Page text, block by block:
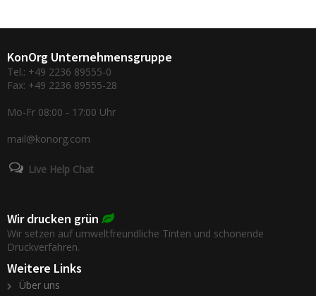
KonOrg Unternehmensgruppe
Tel.: +49 2236 89555-0
Fax: +49 2236 89555-28
Mo-Fr 08:00 - 17:00 Uhr
mail@konorg.com
Live Help Chat
Wir drucken grün
Wir setzen auf umweltfreundliche Tinten und schonende
Druckverfahren.
Weitere Links
Über uns